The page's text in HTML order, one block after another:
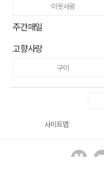
이웃사랑
주간매일
고향사랑
구미
사이트맵